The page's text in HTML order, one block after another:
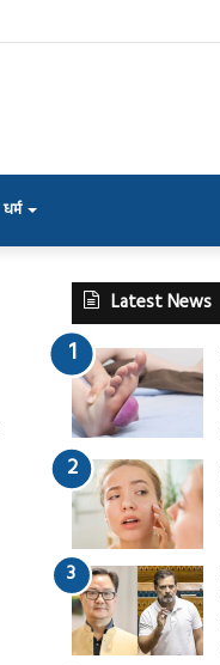
धर्म
Latest News